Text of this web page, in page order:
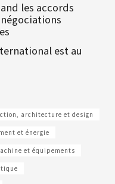
les accords
est au
architecture et design
et énergie
et équipements